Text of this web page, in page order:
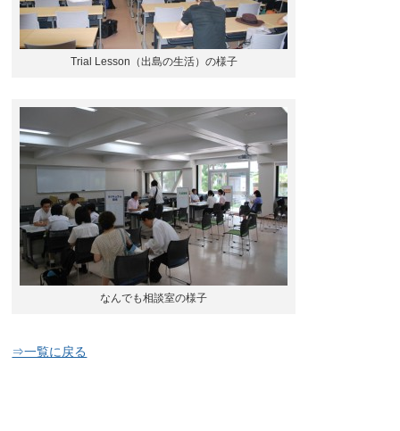
Trial Lesson（出島の生活）の様子
なんでも相談室の様子
⇒一覧に戻る